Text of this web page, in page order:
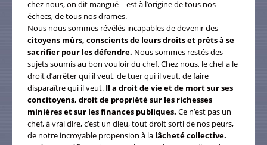
chez nous, on dit mangué – est à l’origine de tous nos
échecs, de tous nos drames.
Nous nous sommes révélés incapables de devenir des
citoyens mûrs, conscients de leurs droits et prêts à se
sacrifier pour les défendre. Nous sommes restés des
sujets soumis au bon vouloir du chef. Chez nous, le chef a le
droit d’arrêter qui il veut, de tuer qui il veut, de faire
disparaître qui il veut. Il a droit de vie et de mort sur ses
concitoyens, droit de propriété sur les richesses
minières et sur les finances publiques. Ce n’est pas un
chef, à vrai dire, c’est un dieu, tout droit sorti de nos peurs,
de notre incroyable propension à la lâcheté collective.